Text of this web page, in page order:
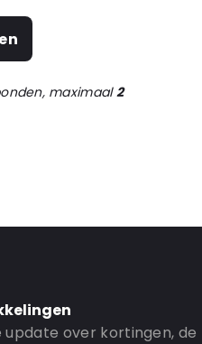
maximaal2
over kortingen,